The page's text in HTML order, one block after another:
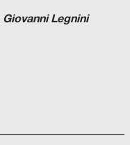
Giovanni Legnini